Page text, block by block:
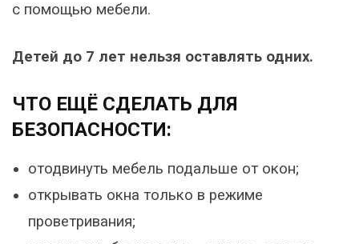
с помощью мебели.
Детей до 7 лет нельзя оставлять одних.
ЧТО ЕЩЁ СДЕЛАТЬ ДЛЯ
БЕЗОПАСНОСТИ:
отодвинуть мебель подальше от окон;
открывать окна только в режиме
проветривания;